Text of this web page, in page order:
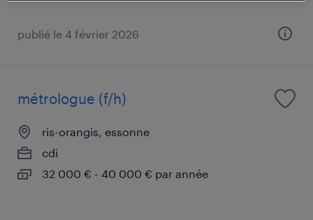
publié le 4 février 2026
métrologue (f/h)
ris-orangis, essonne
cdi
32 000 € - 40 000 € par année